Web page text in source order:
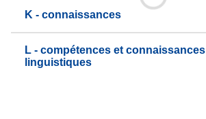
K - connaissances
L - compétences et connaissances
linguistiques